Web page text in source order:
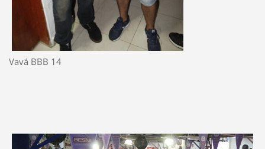
Vavá BBB 14